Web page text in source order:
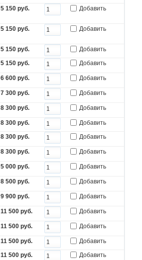
5 150 руб. Добавить
5 150 руб. Добавить
5 150 руб.
Добавить
5 150 руб. Добавить
6 600 руб. Добавить
7 300 руб. Добавить
8 300 руб. Добавить
8 300 руб.
Добавить
8 300 руб. Добавить
8 300 руб. Добавить
5 000 руб. Добавить
8 500 руб. Добавить
9 900 руб. Добавить
11 500 руб. Добавить
11 500 руб. Добавить
11 500 руб.
Добавить
11 500 руб. Добавить